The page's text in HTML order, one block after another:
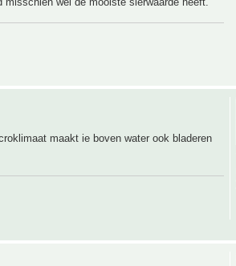
maakt ie boven water ook bladeren